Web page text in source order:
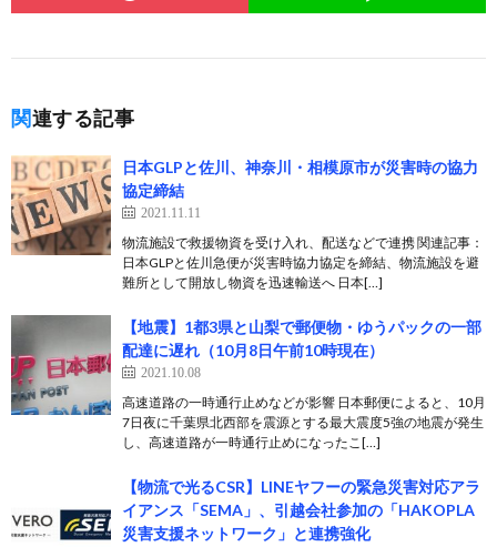
関連する記事
日本GLPと佐川、神奈川・相模原市が災害時の協力
協定締結
2021.11.11
物流施設で救援物資を受け入れ、配送などで連携 関連記事：
日本GLPと佐川急便が災害時協力協定を締結、物流施設を避
難所として開放し物資を迅速輸送へ 日本[…]
【地震】1都3県と山梨で郵便物・ゆうパックの一部
配達に遅れ（10月8日午前10時現在）
2021.10.08
高速道路の一時通行止めなどが影響 日本郵便によると、10月
7日夜に千葉県北西部を震源とする最大震度5強の地震が発生
し、高速道路が一時通行止めになったこ[…]
【物流で光るCSR】LINEヤフーの緊急災害対応アラ
イアンス「SEMA」、引越会社参加の「HAKOPLA
災害支援ネットワーク」と連携強化